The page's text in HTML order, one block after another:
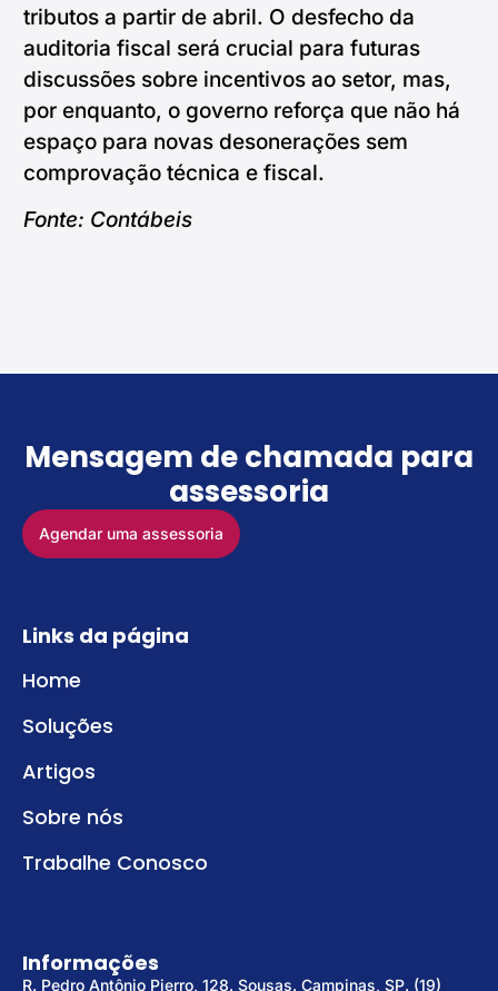
tributos a partir de abril. O desfecho da
auditoria fiscal será crucial para futuras
discussões sobre incentivos ao setor, mas,
por enquanto, o governo reforça que não há
espaço para novas desonerações sem
comprovação técnica e fiscal.
Fonte: Contábeis
Mensagem de chamada para
assessoria
Agendar uma assessoria
Links da página
Home
Soluções
Artigos
Sobre nós
Trabalhe Conosco
Informações
R. Pedro Antônio Pierro, 128. Sousas. Campinas, SP. (19)